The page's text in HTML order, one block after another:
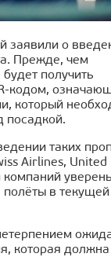
заявили о
Прежде, чем
получить
кодом,
который
посадкой.
таких
Airlines, United
полёты в текущей
которая должна